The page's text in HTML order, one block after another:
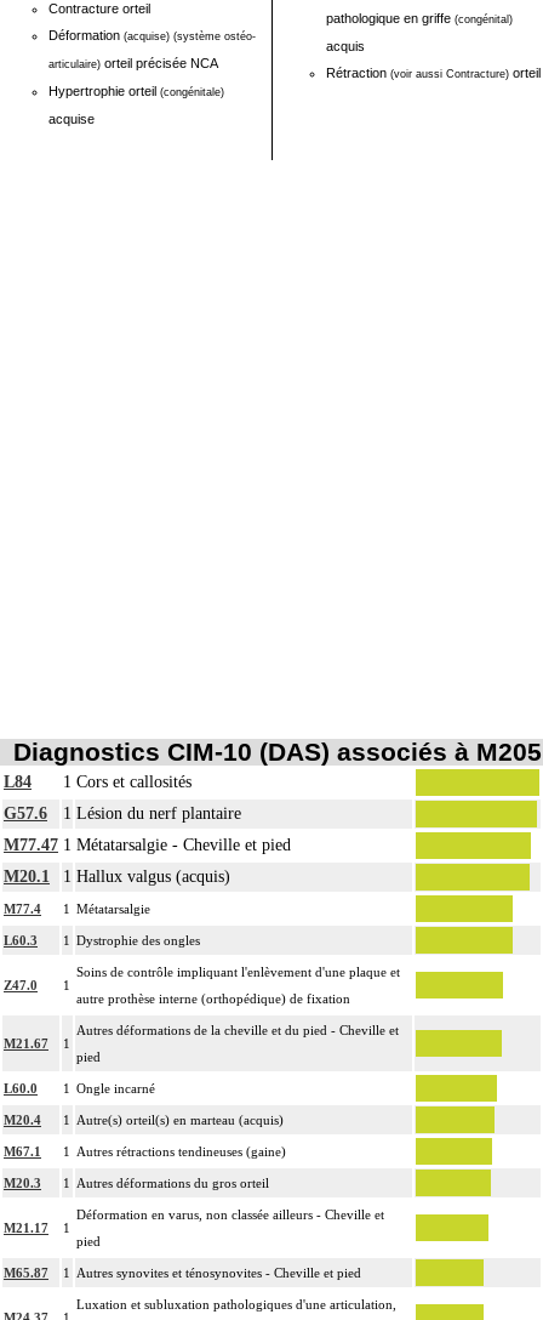
Contracture orteil
Déformation (acquise) (système ostéo-
articulaire) orteil précisée NCA
Hypertrophie orteil (congénitale)
acquise
pathologique en griffe (congénital)
acquis
Rétraction (voir aussi Contracture) orteil
Diagnostics CIM-10 (DAS) associés à M205
L84 1 Cors et callosités
G57.6
1 Lésion du nerf plantaire
M77.47 1 Métatarsalgie - Cheville et pied
M20.1
1 Hallux valgus (acquis)
M77.4 1 Métatarsalgie
L60.3 1 Dystrophie des ongles
Z47.0 1
Soins de contrôle impliquant l'enlèvement d'une plaque et
autre prothèse interne (orthopédique) de fixation
M21.67 1
Autres déformations de la cheville et du pied - Cheville et
pied
L60.0 1 Ongle incarné
M20.4 1 Autre(s) orteil(s) en marteau (acquis)
M67.1 1 Autres rétractions tendineuses (gaine)
M20.3 1 Autres déformations du gros orteil
M21.17 1
Déformation en varus, non classée ailleurs - Cheville et
pied
M65.87 1 Autres synovites et ténosynovites - Cheville et pied
Luxation et subluxation pathologiques d'une articulation,